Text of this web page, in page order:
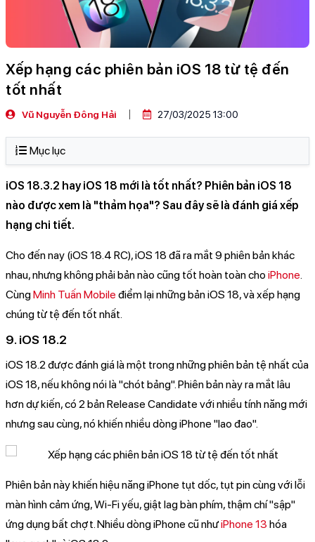
Xếp hạng các phiên bản iOS 18 từ tệ đến
tốt nhất
Vũ Nguyễn Đông Hải 27/03/2025 13:00
Mục lục
iOS 18.3.2 hay iOS 18 mới là tốt nhất? Phiên bản iOS 18
nào được xem là "thảm họa"? Sau đây sẽ là đánh giá xếp
hạng chi tiết.
Cho đến nay (iOS 18.4 RC), iOS 18 đã ra mắt 9 phiên bản khác
nhau, nhưng không phải bản nào cũng tốt hoàn toàn cho iPhone.
CùngMinh Tuấn Mobile điểm lại những bản iOS 18, và xếp hạng
chúng từ tệ đến tốt nhất.
9. iOS 18.2
iOS 18.2 được đánh giá là một trong những phiên bản tệ nhất của
iOS 18, nếu không nói là "chót bảng". Phiên bản này ra mắt lâu
hơn dự kiến, có 2 bản Release Candidate với nhiều tính năng mới
nhưng sau cùng, nó khiến nhiều dòng iPhone "lao đao".
Phiên bản này khiến hiệu năng iPhone tụt dốc, tụt pin cùng với lỗi
màn hình cảm ứng, Wi-Fi yếu, giật lag bàn phím, thậm chí "sập"
ứng dụng bất chợt. Nhiều dòng iPhone cũ nhưiPhone 13 hóa